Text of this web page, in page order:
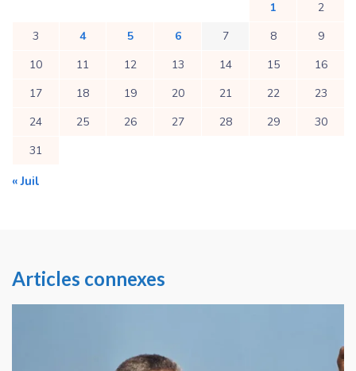
1
2
3
4 5 6 7 8
9
10
11 12 13 14 15
16
17
18 19 20 21 22
23
24
25 26 27 28 29
30
31
« Juil
Articles connexes